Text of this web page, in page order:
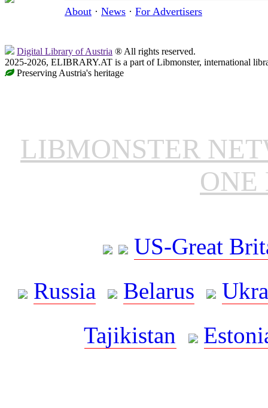
About · News · For Advertisers
Digital Library of Austria ® All rights reserved.
2025-2026, ELIBRARY.AT is a part of Libmonster, international
Preserving Austria's heritage
LIBMONSTER
ONE
US-Great
Russia
Belarus
Tajikistan